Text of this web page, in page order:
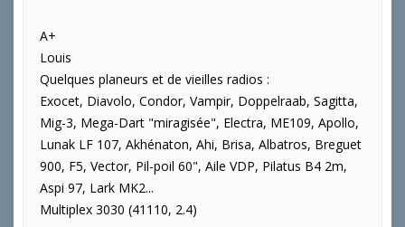
A+
Louis
Quelques planeurs et de vieilles radios :
Exocet, Diavolo, Condor, Vampir, Doppelraab, Sagitta,
Mig-3, Mega-Dart "miragisée", Electra, ME109, Apollo,
Lunak LF 107, Akhénaton, Ahi, Brisa, Albatros, Breguet
900, F5, Vector, Pil-poil 60", Aile VDP, Pilatus B4 2m,
Aspi 97, Lark MK2...
Multiplex 3030 (41110, 2.4)